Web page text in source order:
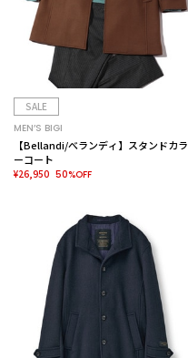
SALE
MEN’S BIGI
【Bellandi/べランディ】スタンドカラ
ーコート
¥26,950 50%OFF